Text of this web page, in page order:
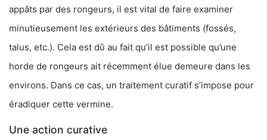
appâts par des rongeurs, il est vital de faire examiner
minutieusement les extérieurs des bâtiments (fossés,
talus, etc.). Cela est dû au fait qu’il est possible qu’une
horde de rongeurs ait récemment élue demeure dans les
environs. Dans ce cas, un traitement curatif s’impose pour
éradiquer cette vermine.
Une action curative